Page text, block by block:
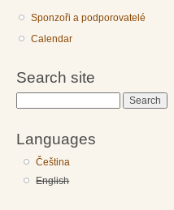
Sponzoři a podporovatelé
Calendar
Search site
Languages
Čeština
English